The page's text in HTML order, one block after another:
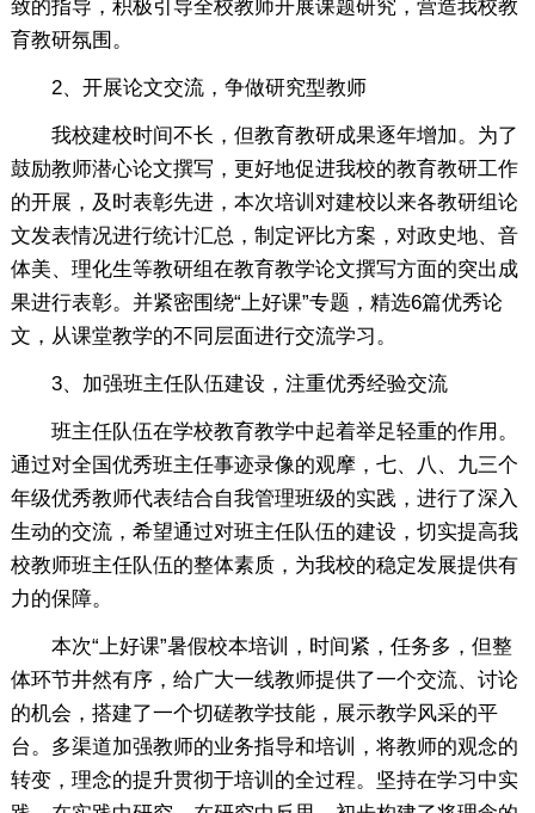
致的指导，积极引导全校教师开展课题研究，营造我校教
育教研氛围。
2、开展论文交流，争做研究型教师
我校建校时间不长，但教育教研成果逐年增加。为了
鼓励教师潜心论文撰写，更好地促进我校的教育教研工作
的开展，及时表彰先进，本次培训对建校以来各教研组论
文发表情况进行统计汇总，制定评比方案，对政史地、音
体美、理化生等教研组在教育教学论文撰写方面的突出成
果进行表彰。并紧密围绕“上好课”专题，精选6篇优秀论
文，从课堂教学的不同层面进行交流学习。
3、加强班主任队伍建设，注重优秀经验交流
班主任队伍在学校教育教学中起着举足轻重的作用。
通过对全国优秀班主任事迹录像的观摩，七、八、九三个
年级优秀教师代表结合自我管理班级的实践，进行了深入
生动的交流，希望通过对班主任队伍的建设，切实提高我
校教师班主任队伍的整体素质，为我校的稳定发展提供有
力的保障。
本次“上好课”暑假校本培训，时间紧，任务多，但整
体环节井然有序，给广大一线教师提供了一个交流、讨论
的机会，搭建了一个切磋教学技能，展示教学风采的平
台。多渠道加强教师的业务指导和培训，将教师的观念的
转变，理念的提升贯彻于培训的全过程。坚持在学习中实